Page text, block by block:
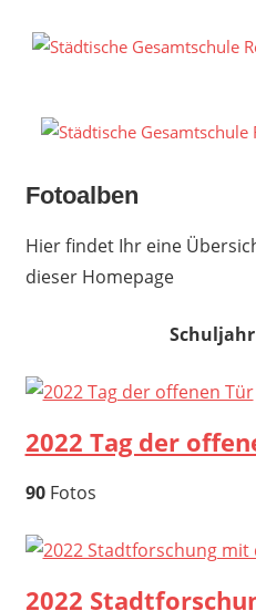
Inhalt
Fotoalben
Hier findet Ihr eine
dieser Homepage
2022 Tag der
90Fotos
2022